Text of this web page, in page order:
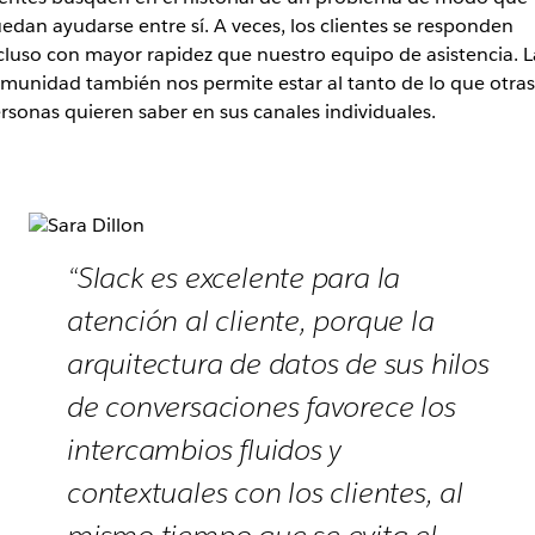
ayudarse entre sí. A veces, los clientes se responden
con mayor rapidez que nuestro equipo de asistencia.
también nos permite estar al tanto de lo que otras
quieren saber en sus canales individuales.
“Slack es excelente para la
atención al cliente, porque la
arquitectura de datos de sus hilos
de conversaciones favorece los
intercambios fluidos y
contextuales con los clientes, al